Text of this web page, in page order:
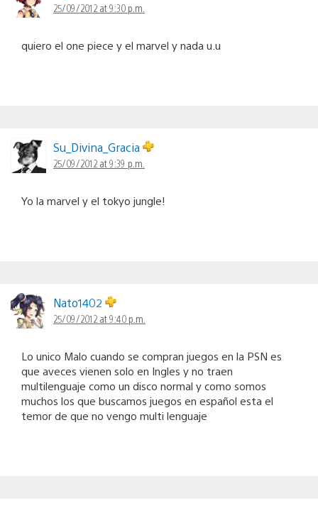
25/09/2012 at 9:30 p.m.
quiero el one piece y el marvel y nada u.u
Su_Divina_Gracia
25/09/2012 at 9:39 p.m.
Yo la marvel y el tokyo jungle!
Nato1402
25/09/2012 at 9:40 p.m.
Lo unico Malo cuando se compran juegos en la PSN es
que aveces vienen solo en Ingles y no traen
multilenguaje como un disco normal y como somos
muchos los que buscamos juegos en español esta el
temor de que no vengo multi lenguaje